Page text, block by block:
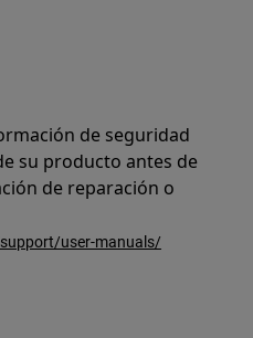
de seguridad
su producto antes de
de reparación o
user-manuals/